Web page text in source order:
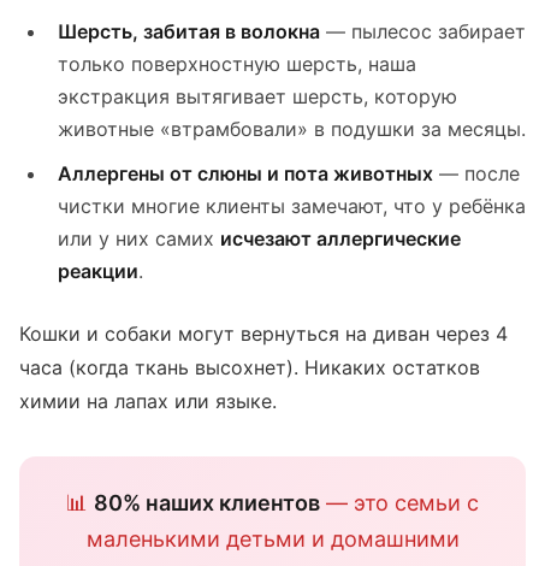
Шерсть, забитая в волокна — пылесос забирает
только поверхностную шерсть, наша
экстракция вытягивает шерсть, которую
животные «втрамбовали» в подушки за месяцы.
Аллергены от слюны и пота животных — после
чистки многие клиенты замечают, что у ребёнка
или у них самих исчезают аллергические
реакции.
Кошки и собаки могут вернуться на диван через 4
часа (когда ткань высохнет). Никаких остатков
химии на лапах или языке.
📊 80% наших клиентов — это семьи с
маленькими детьми и домашними